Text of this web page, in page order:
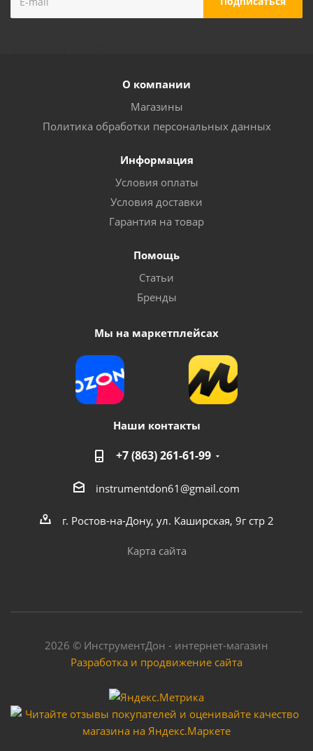
О компании
Магазины
Политика обработки персональных данных
Информация
Условия оплаты
Условия доставки
Гарантия на товар
Помощь
Статьи
Бренды
Мы на маркетплейсах
Наши контакты
+7 (863) 261-61-99
instrumentdon61@gmail.com
г. Ростов-на-Дону, ул. Каширская, 9г стр 2
Карта сайта
2026 © ИнструментДон - интернет-магазин
Разработка и продвижение сайта